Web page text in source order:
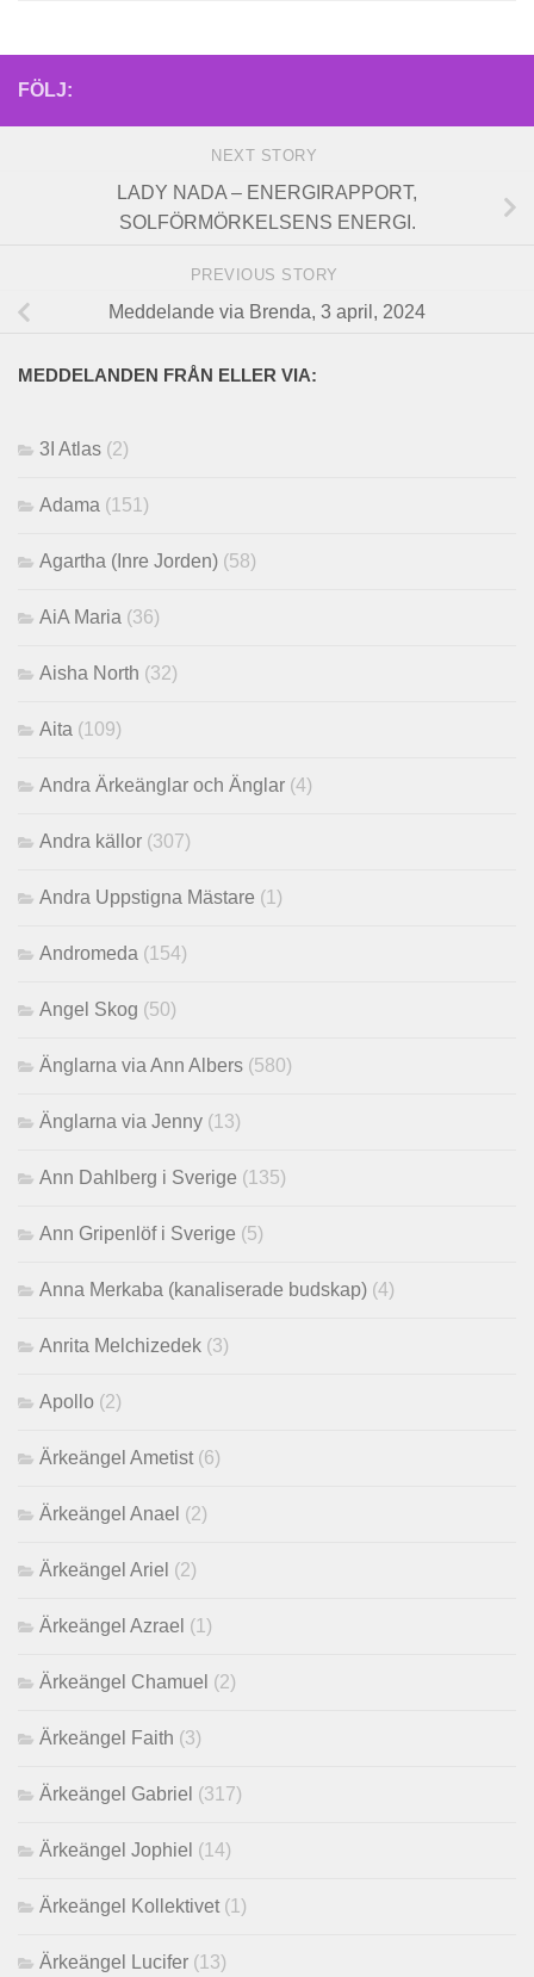
FÖLJ:
NEXT STORY
LADY NADA – ENERGIRAPPORT,
SOLFÖRMÖRKELSENS ENERGI.
PREVIOUS STORY
Meddelande via Brenda, 3 april, 2024
MEDDELANDEN FRÅN ELLER VIA:
3I Atlas (2)
Adama (151)
Agartha (Inre Jorden) (58)
AiA Maria (36)
Aisha North (32)
Aita (109)
Andra Ärkeänglar och Änglar (4)
Andra källor (307)
Andra Uppstigna Mästare (1)
Andromeda (154)
Angel Skog (50)
Änglarna via Ann Albers (580)
Änglarna via Jenny (13)
Ann Dahlberg i Sverige (135)
Ann Gripenlöf i Sverige (5)
Anna Merkaba (kanaliserade budskap) (4)
Anrita Melchizedek (3)
Apollo (2)
Ärkeängel Ametist (6)
Ärkeängel Anael (2)
Ärkeängel Ariel (2)
Ärkeängel Azrael (1)
Ärkeängel Chamuel (2)
Ärkeängel Faith (3)
Ärkeängel Gabriel (317)
Ärkeängel Jophiel (14)
Ärkeängel Kollektivet (1)
Ärkeängel Lucifer (13)